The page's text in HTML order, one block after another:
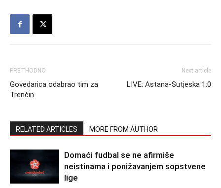
PRETHODNO
Govedarica odabrao tim za
Trenčin
Next article
LIVE: Astana-Sutjeska 1:0
RELATED ARTICLES MORE FROM AUTHOR
Domaći fudbal se ne afirmiše
neistinama i ponižavanjem sopstvene
lige